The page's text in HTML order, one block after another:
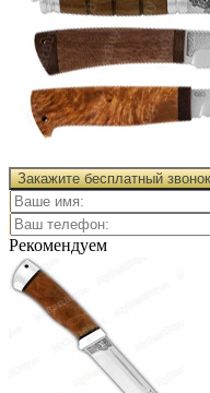
Закажите бесплатный
Рекомендуем